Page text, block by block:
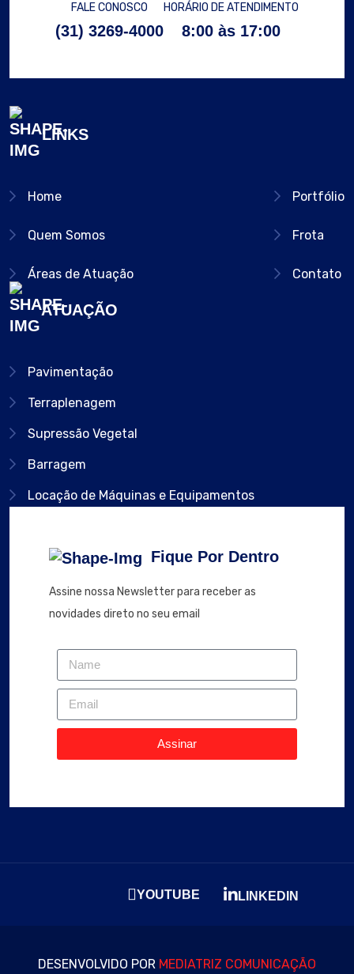
FALE CONOSCO
(31) 3269-4000
HORÁRIO DE ATENDIMENTO
8:00 às 17:00
LINKS
Home
Quem Somos
Áreas de Atuação
Portfólio
Frota
Contato
ATUAÇÃO
Pavimentação
Terraplenagem
Supressão Vegetal
Barragem
Locação de Máquinas e Equipamentos
Fique Por Dentro
Assine nossa Newsletter para receber as
novidades direto no seu email
Assinar
YOUTUBE LINKEDIN
DESENVOLVIDO POR MEDIATRIZ COMUNICAÇÃO